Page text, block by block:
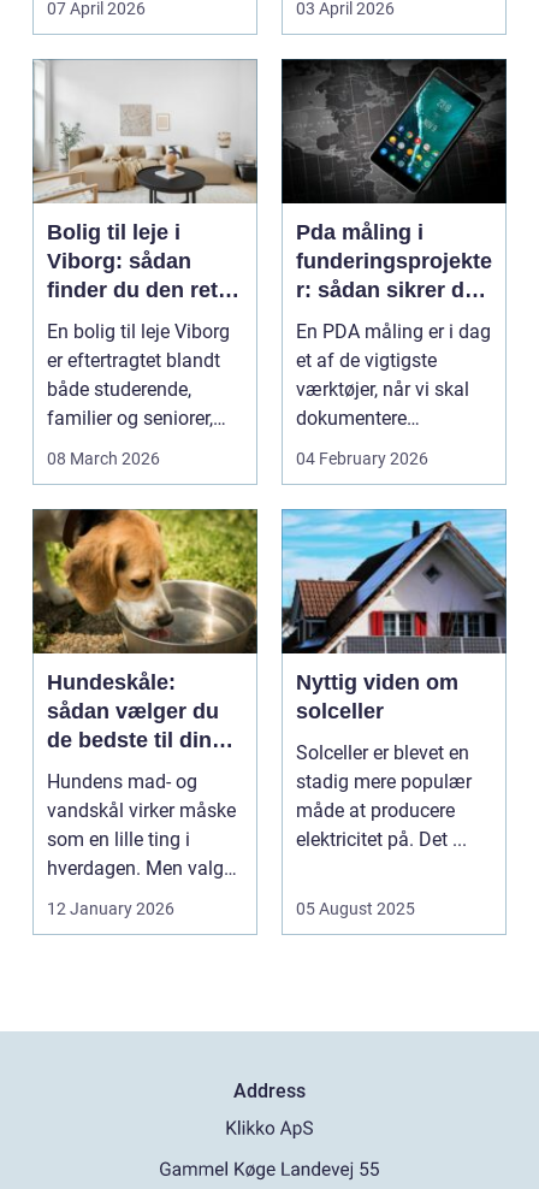
07 April 2026 03 April 2026
Bolig til leje i
Viborg: sådan
finder du den rette
lejlighed
En bolig til leje Viborg
er eftertragtet blandt
både studerende,
familier og seniorer,
fordi b...
08 March 2026
Pda måling i
funderingsprojekte
r: sådan sikrer du
dokumenteret
bæreevne
En PDA måling er i dag
et af de vigtigste
værktøjer, når vi skal
dokumentere
bæreevnen af pæle til
04 February 2026
Hundeskåle:
sådan vælger du
de bedste til din
hund
Hundens mad- og
vandskål virker måske
som en lille ting i
hverdagen. Men valg
af sk&arin...
12 January 2026
Nyttig viden om
solceller
Solceller er blevet en
stadig mere populær
måde at producere
elektricitet på. Det ...
05 August 2025
Address